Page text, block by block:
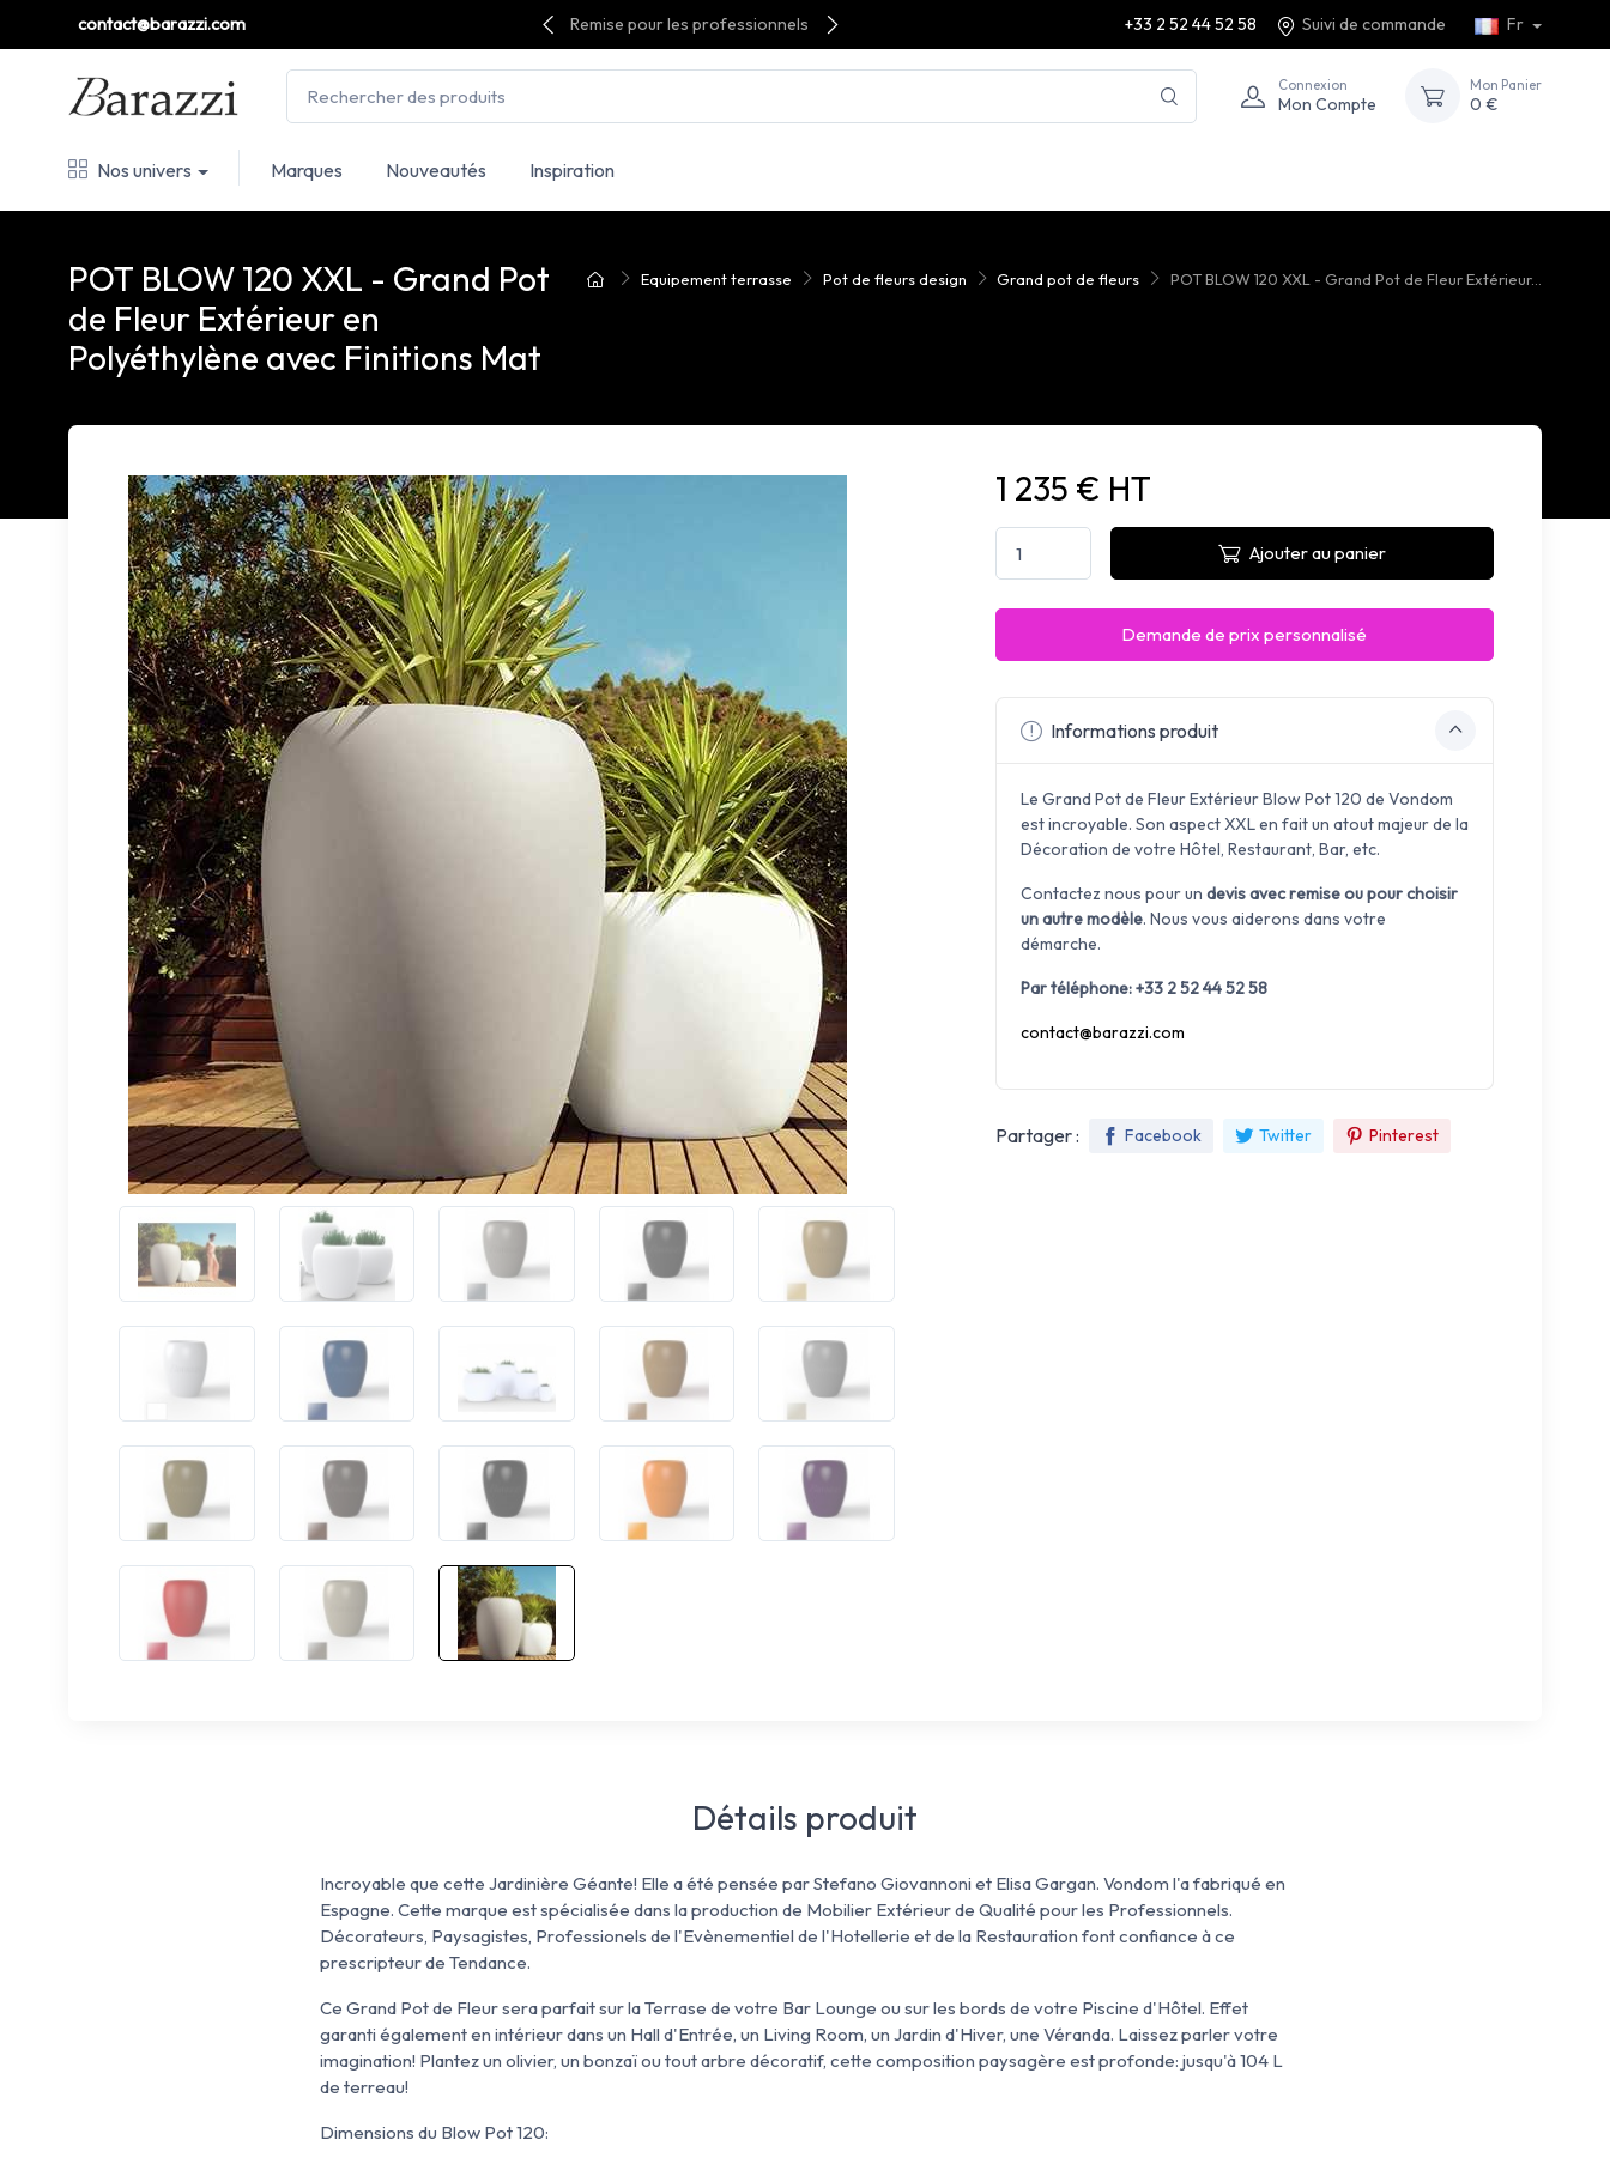
contact@barazzi.com Remise pour les professionnels +33 2 52 44 52 58 Suivi de commande Fr
Connexion
Mon Compte
Mon Panier
0 €
Nos univers Marques Nouveautés Inspiration
Equipement terrasse Pot de fleurs design Grand pot de fleurs POT BLOW 120 XXL - Grand Pot de Fleur Extérieur...
POT BLOW 120 XXL - Grand Pot
de Fleur Extérieur en
Polyéthylène avec Finitions Mat
1 235 € HT
Ajouter au panier
Demande de prix personnalisé
Informations produit
Le Grand Pot de Fleur Extérieur Blow Pot 120 de Vondom
est incroyable. Son aspect XXL en fait un atout majeur de la
Décoration de votre Hôtel, Restaurant, Bar, etc.
Contactez nous pour un devis avec remiseou pour choisir
un autre modèle. Nous vous aiderons dans votre
démarche.
Par téléphone: +33 2 52 44 52 58
contact@barazzi.com
Partager : Facebook Twitter Pinterest
Détails produit
Incroyable que cette Jardinière Géante! Elle a été pensée par Stefano Giovannoni et Elisa Gargan. Vondom l'a fabriqué en
Espagne. Cette marque est spécialisée dans la production de Mobilier Extérieur de Qualité pour les Professionnels.
Décorateurs, Paysagistes, Professionels de l'Evènementiel de l'Hotellerie et de la Restauration font confiance à ce
prescripteur de Tendance.
Ce Grand Pot de Fleur sera parfait sur la Terrase de votre Bar Lounge ou sur les bords de votre Piscine d'Hôtel. Effet
garanti également en intérieur dans un Hall d'Entrée, un Living Room, un Jardin d'Hiver, une Véranda. Laissez parler votre
imagination! Plantez un olivier, un bonzaï ou tout arbre décoratif, cette composition paysagère est profonde: jusqu'à 104 L
de terreau!
Dimensions du Blow Pot 120: